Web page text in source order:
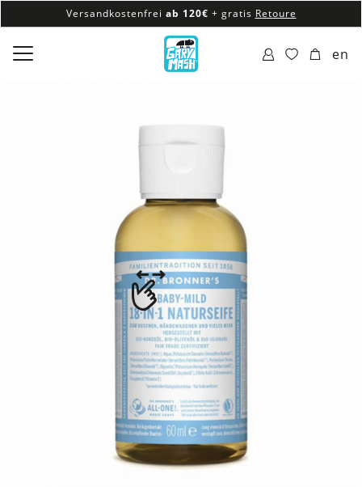
Versandkostenfrei ab 120€ + gratis Retoure
100% veganes & fair produziertes Sortiment
Versandkostenfrei ab 120€
en